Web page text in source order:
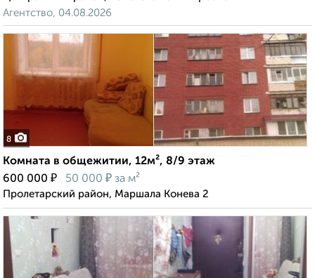
Агентство, 04.08.2026
8
Комната в общежитии, 12м², 8/9 этаж
600 000 ₽ 50 000 ₽ за м²
Пролетарский район, Маршала Конева 2